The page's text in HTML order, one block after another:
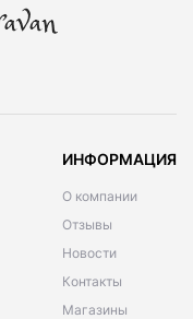
ИНФОРМАЦИЯ
О компании
Отзывы
Новости
Контакты
Магазины